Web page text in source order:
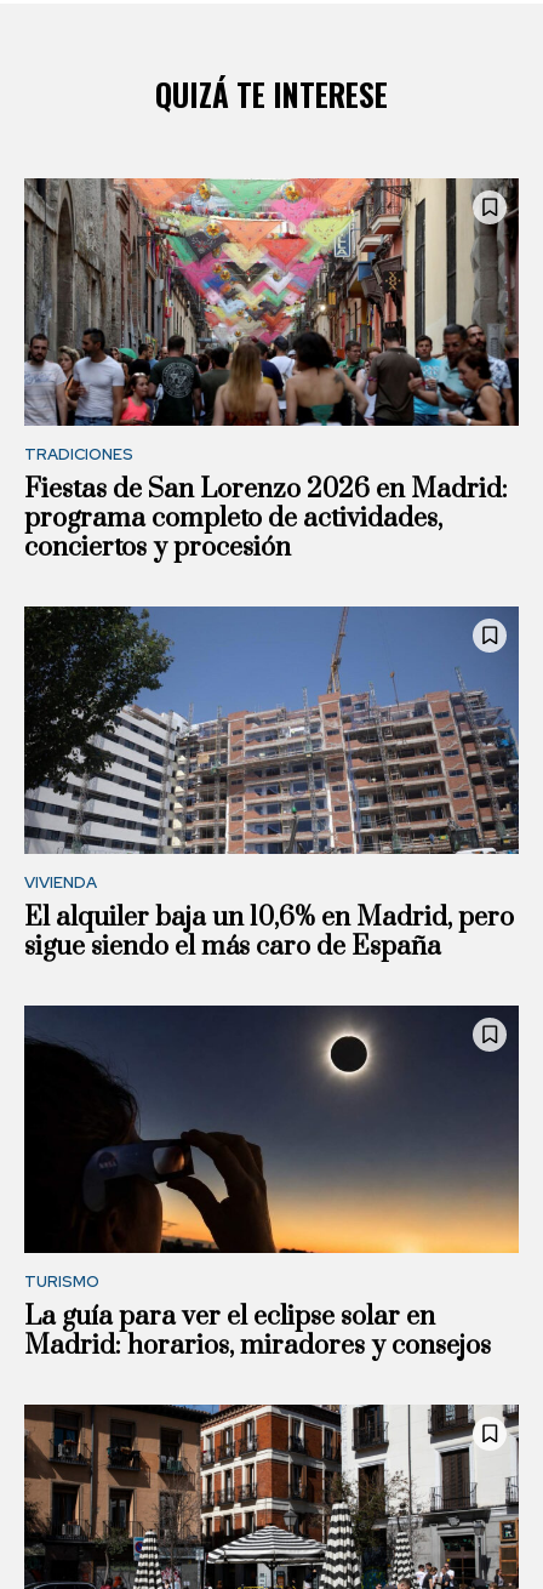
QUIZÁ TE INTERESE
TRADICIONES
Fiestas de San Lorenzo 2026 en Madrid:
programa completo de actividades,
conciertos y procesión
VIVIENDA
El alquiler baja un 10,6% en Madrid, pero
sigue siendo el más caro de España
TURISMO
La guía para ver el eclipse solar en
Madrid: horarios, miradores y consejos